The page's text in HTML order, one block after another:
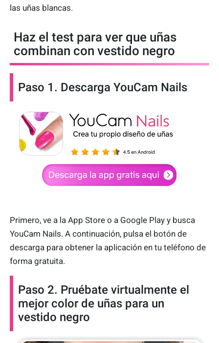
las uñas blancas.
Haz el test para ver que uñas
combinan con vestido negro
Paso 1. Descarga YouCam Nails
Primero, ve a la App Store o a Google Play y busca
YouCam Nails. A continuación, pulsa el botón de
descarga para obtener la aplicación en tu teléfono de
forma gratuita.
Paso 2. Pruébate virtualmente el
mejor color de uñas para un
vestido negro